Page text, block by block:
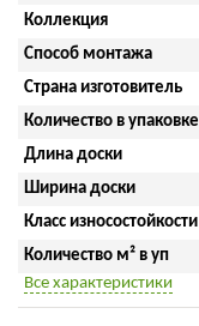
Коллекция
Способ монтажа
Страна изготовитель
Количество в упаковке
Длина доски
Ширина доски
Класс износостойкости
Количество м² в уп
Все характеристики